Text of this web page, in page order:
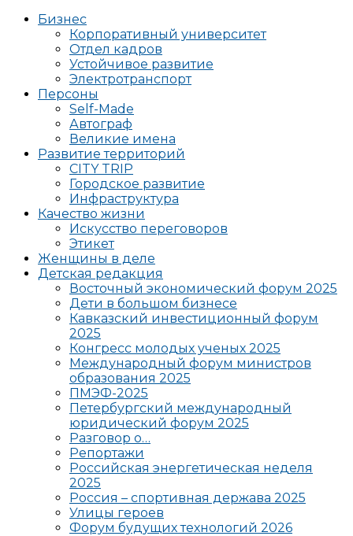
Бизнес
Корпоративный университет
Отдел кадров
Устойчивое развитие
Электротранспорт
Персоны
Self-Made
Автограф
Великие имена
Развитие территорий
CITY TRIP
Городское развитие
Инфраструктура
Качество жизни
Искусство переговоров
Этикет
Женщины в деле
Детская редакция
Восточный экономический форум 2025
Дети в большом бизнесе
Кавказский инвестиционный форум
2025
Конгресс молодых ученых 2025
Международный форум министров
образования 2025
ПМЭФ-2025
Петербургский международный
юридический форум 2025
Разговор о…
Репортажи
Российская энергетическая неделя
2025
Россия – спортивная держава 2025
Улицы героев
Форум будущих технологий 2026